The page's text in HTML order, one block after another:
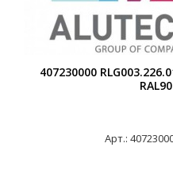
407230000
Арт.: